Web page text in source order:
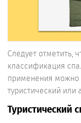
Следует отметить,
классификация
применения можно
туристический или
Туристический